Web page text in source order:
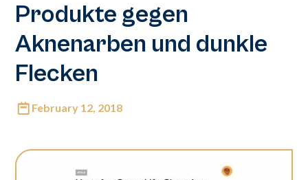
Produkte gegen
Aknenarben und dunkle
Flecken
February 12, 2018